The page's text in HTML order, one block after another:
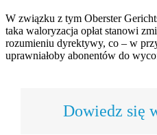
W związku z tym Oberster
taka waloryzacja opłat stanowi
rozumieniu dyrektywy, co – w
uprawniałoby abonentów do
Dowiedz się